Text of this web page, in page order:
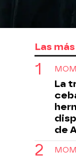
Las
La
de